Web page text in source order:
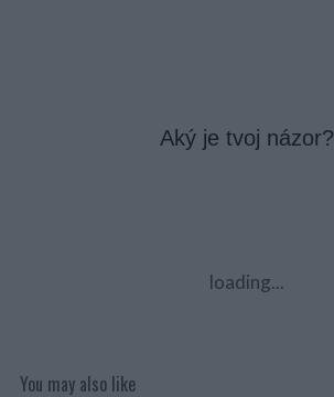
Aký je tvoj názor?
loading...
You may also like